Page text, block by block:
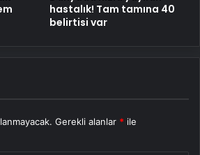
hastalık! Tam tamına 40
belirtisi var
Gerekli alanlar * ile